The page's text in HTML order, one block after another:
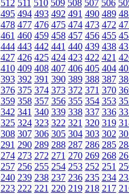
512 511 510 509 508 507 506
495 494 493 492 491 490 489
478 477 476 475 474 473 472
461 460 459 458 457 456 455
444 443 442 441 440 439 438
427 426 425 424 423 422 421
410 409 408 407 406 405 404
393 392 391 390 389 388 387
376 375 374 373 372 371 370
359 358 357 356 355 354 353
342 341 340 339 338 337 336
325 324 323 322 321 320 319
308 307 306 305 304 303 302
291 290 289 288 287 286 285
274 273 272 271 270 269 268
257 256 255 254 253 252 251
240 239 238 237 236 235 234
223 222 221 220 219 218 217